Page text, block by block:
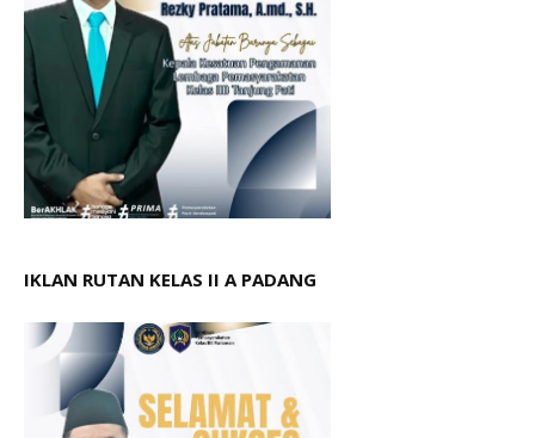
IKLAN RUTAN KELAS II A PADANG